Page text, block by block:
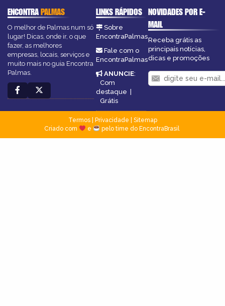
ENCONTRAPALMAS
O melhor de Palmas num só
lugar! Dicas, onde ir, o que
fazer, as melhores
empresas, locais, serviços e
muito mais no guia Encontra
Palmas.
LINKS RÁPIDOS
Sobre
EncontraPalmas
Fale com o
EncontraPalmas
ANUNCIE:
Com
destaque |
Grátis
NOVIDADES POR E-
MAIL
Receba grátis as
principais notícias,
dicas e promoções
Termos| Privacidade
Sitemap
Criado com
e pelo time do EncontraBrasil